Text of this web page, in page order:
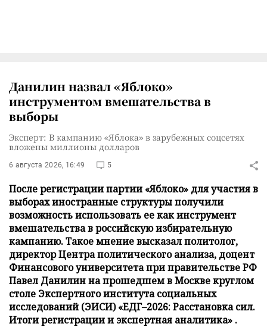
Данилин назвал «Яблоко»
инструментом вмешательства в
выборы
Эксперт: В кампанию «Яблока» в зарубежных соцсетях
вложены миллионы долларов
6 августа 2026, 16:49 5
После регистрации партии «Яблоко» для участия в
выборах иностранные структуры получили
возможность использовать ее как инструмент
вмешательства в российскую избирательную
кампанию. Такое мнение высказал политолог,
директор Центра политического анализа, доцент
Финансового университета при правительстве РФ
Павел Данилин на прошедшем в Москве круглом
столе Экспертного института социальных
исследований (ЭИСИ) «ЕДГ–2026: Расстановка сил.
Итоги регистрации и экспертная аналитика» .